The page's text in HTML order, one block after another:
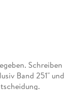
gründen. Innerhalb
Lesen diverser
ich das täte,
in ihr versagte ihr
Schreiben
Band 251" und